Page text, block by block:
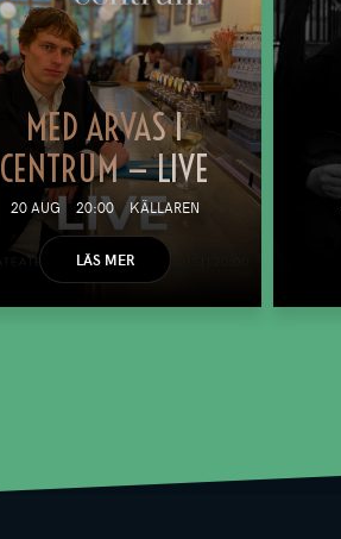
MED ARVAS I
CENTRUM — LIVE
20 AUG 20:00 KÄLLAREN
LÄS MER